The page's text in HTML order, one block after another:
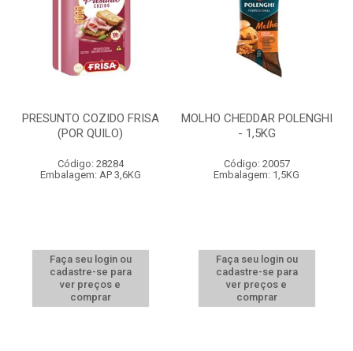
PRESUNTO COZIDO FRISA
(POR QUILO)
Código: 28284
Embalagem: AP 3,6KG
Faça seu login ou
cadastre-se para
ver preços e
comprar
MOLHO CHEDDAR POLENGHI
- 1,5KG
Código: 20057
Embalagem: 1,5KG
Faça seu login ou
cadastre-se para
ver preços e
comprar